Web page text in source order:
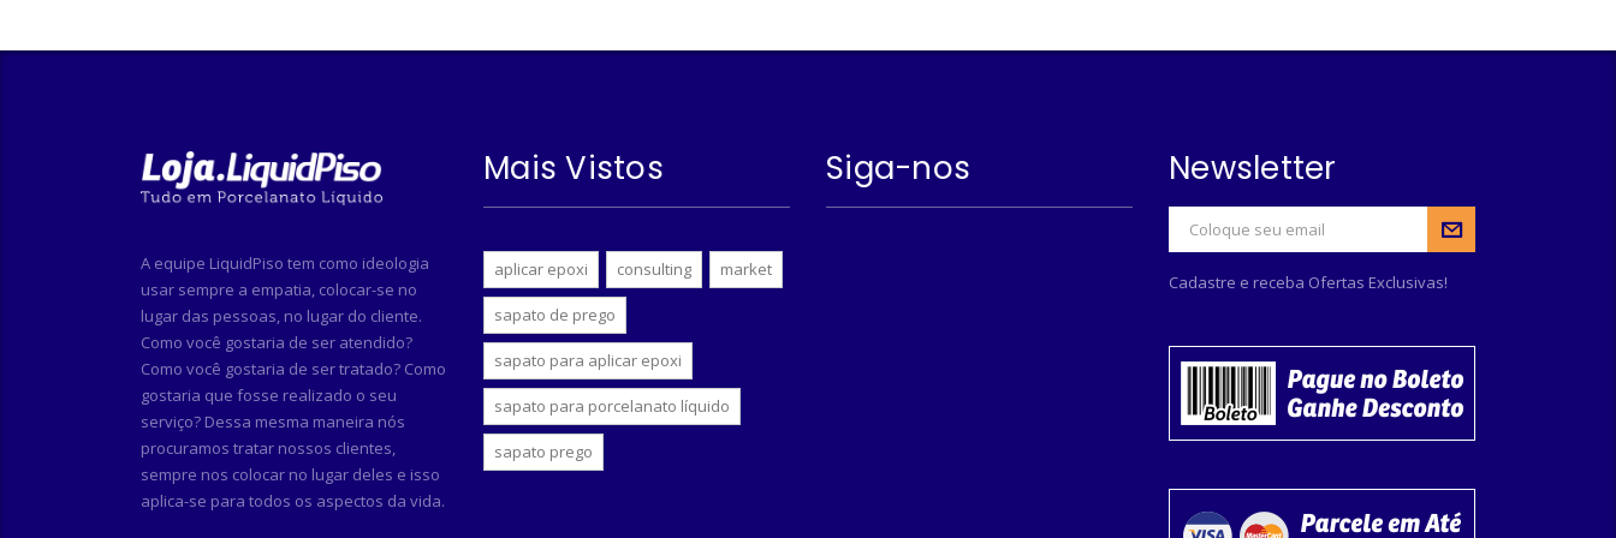
A equipe LiquidPiso tem como ideologia
usar sempre a empatia, colocar-se no
lugar das pessoas, no lugar do cliente.
Como você gostaria de ser atendido?
Como você gostaria de ser tratado? Como
gostaria que fosse realizado o seu
serviço? Dessa mesma maneira nós
procuramos tratar nossos clientes,
sempre nos colocar no lugar deles e isso
aplica-se para todos os aspectos da vida.
Mais Vistos
aplicar epoxi consulting market
sapato de prego
sapato para aplicar epoxi
sapato para porcelanato líquido
sapato prego
Siga-nos Newsletter
Cadastre e receba Ofertas Exclusivas!